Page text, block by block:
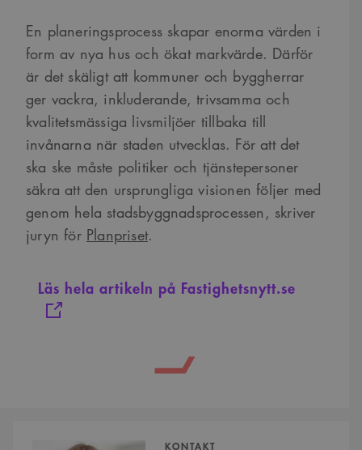
En planeringsprocess skapar enorma värden i
form av nya hus och ökat markvärde. Därför
är det skäligt att kommuner och byggherrar
ger vackra, inkluderande, trivsamma och
kvalitetsmässiga livsmiljöer tillbaka till
invånarna när staden utvecklas. För att det
ska ske måste politiker och tjänstepersoner
säkra att den ursprungliga visionen följer med
genom hela stadsbyggnadsprocessen, skriver
juryn för Planpriset.
Läs hela artikeln på Fastighetsnytt.se
KONTAKT